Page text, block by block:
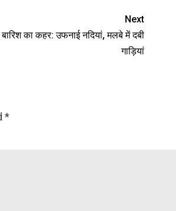
Next
बारिश का कहर: उफनाई नदियां, मलबे में दबी
गाड़ियां
*